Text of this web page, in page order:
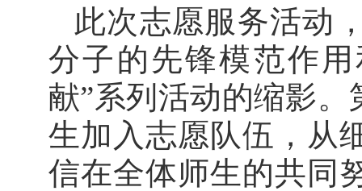
此次志愿服务活动
分子的先锋模范作
献”系列活动的缩影
生加入志愿队伍，从
信在全体师生的共同